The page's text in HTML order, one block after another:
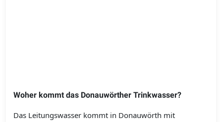
Woher kommt das Donauwörther Trinkwasser?
Das Leitungswasser kommt in Donauwörth mit